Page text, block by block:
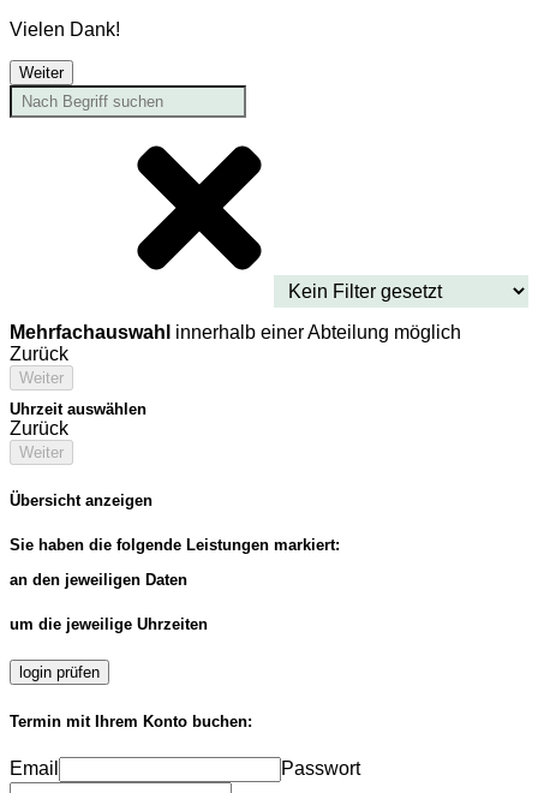
Vielen Dank!
Weiter
Mehrfachauswahl innerhalb einer Abteilung möglich
Zurück
Weiter
Uhrzeit auswählen
Zurück
Weiter
Übersicht anzeigen
Sie haben die folgende Leistungen markiert:
an den jeweiligen Daten
um die jeweilige Uhrzeiten
login prüfen
Termin mit Ihrem Konto buchen:
Email Passwort